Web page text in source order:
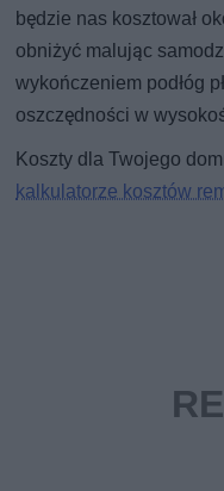
będzie nas kosztował
obniżyć malując
wykończeniem podłóg
oszczędności w
Koszty dla Twojego
kalkulatorze kosztów